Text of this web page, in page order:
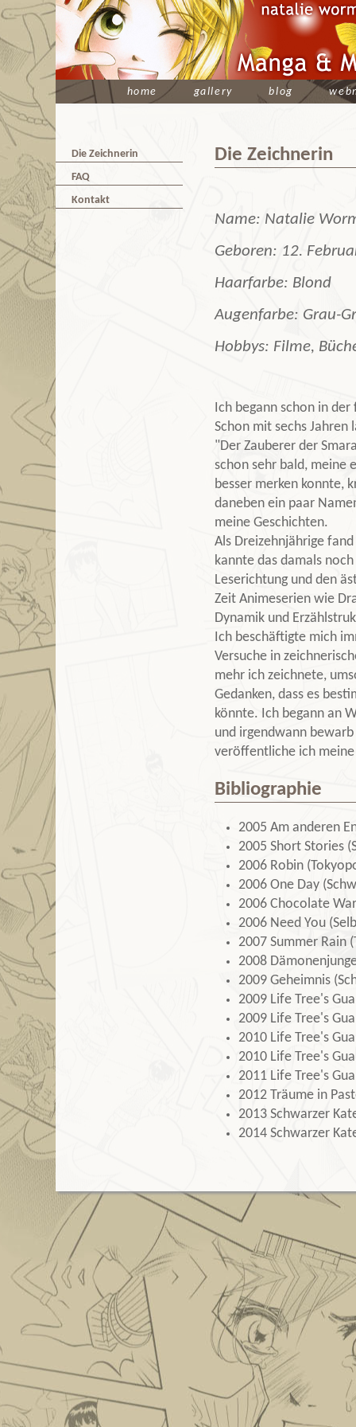
home gallery blog
Die Zeichnerin
FAQ
Kontakt
Die Zeichnerin
Name: Natalie
Geboren: 12.
Haarfarbe: Blond
Augenfarbe: Grau-
Hobbys: Filme,
Ich begann schon in
Schon mit sechs Jahren
"Der Zauberer der
schon sehr bald, meine
besser merken konnte,
daneben ein paar
meine Geschichten.
Als Dreizehnjährige
kannte das damals
Leserichtung und den
Zeit Animeserien wie
Dynamik und
Ich beschäftigte mich
Versuche in
mehr ich zeichnete,
Gedanken, dass es
könnte. Ich begann an
und irgendwann
veröffentliche ich
Bibliographie
2005 Am anderen
2005 Short Stories
2006 Robin
2006 One Day
2006 Chocolate
2006 Need You
2007 Summer Rain
2008
2009 Geheimnis
2009 Life Tree's
2009 Life Tree's
2010 Life Tree's
2010 Life Tree's
2011 Life Tree's
2012 Träume in
2013 Schwarzer
2014 Schwarzer